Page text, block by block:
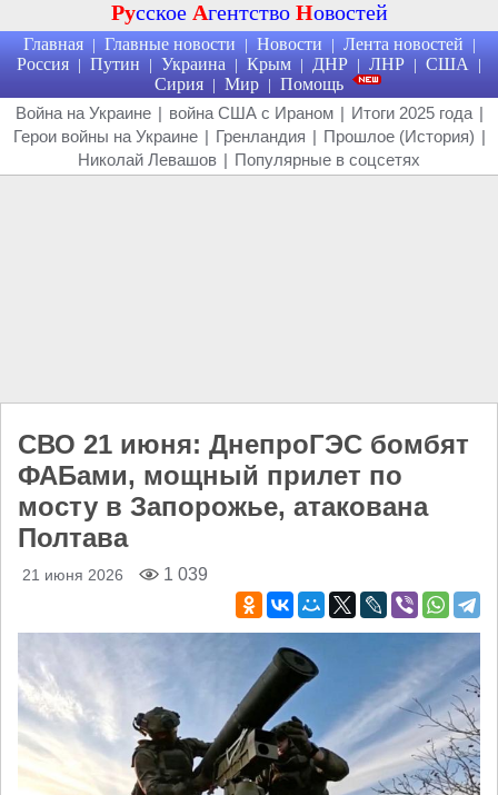
Русское Агентство Новостей
Главная | Главные новости | Новости | Лента новостей |
Россия | Путин | Украина | Крым | ДНР | ЛНР | США |
Сирия | Мир | Помощь
Война на Украине | война США с Ираном | Итоги 2025 года |
Герои войны на Украине | Гренландия | Прошлое (История) |
Николай Левашов | Популярные в соцсетях
СВО 21 июня: ДнепроГЭС бомбят
ФАБами, мощный прилет по
мосту в Запорожье, атакована
Полтава
21 июня 2026 1 039